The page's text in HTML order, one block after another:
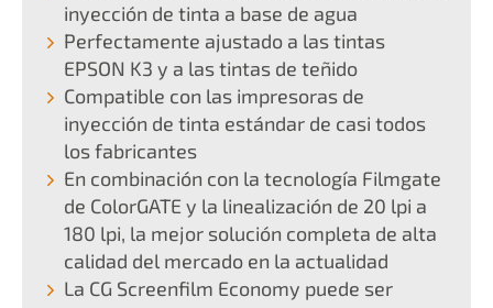
inyección de tinta a base de agua
Perfectamente ajustado a las tintas
EPSON K3 y a las tintas de teñido
Compatible con las impresoras de
inyección de tinta estándar de casi todos
los fabricantes
En combinación con la tecnología Filmgate
de ColorGATE y la linealización de 20 lpi a
180 lpi, la mejor solución completa de alta
calidad del mercado en la actualidad
La CG Screenfilm Economy puede ser